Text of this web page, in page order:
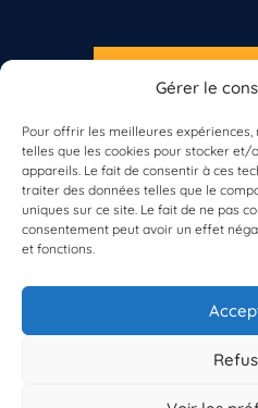
Gérer le
Pour offrir les meilleures expériences,
telles que les cookies pour stocker et/
appareils. Le fait de consentir à ces
traiter des données telles que le
uniques sur ce site. Le fait de ne pas
consentement peut avoir un effet
et fonctions.
À propos
Vos données
Résultats du
S'INSCRIRE À LA
Vous n’êtes pas
Inscrivez-vous